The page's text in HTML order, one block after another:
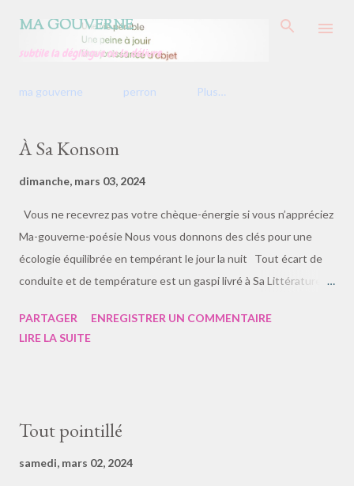
Accéder au contenu principal
MA GOUVERNE
subtile la déglingue ou la délivre
ma gouverne perron Plus…
À Sa Konsom
dimanche, mars 03, 2024
Vous ne recevrez pas votre chèque-énergie si vous n’appréciez
Ma-gouverne-poésie Nous vous donnons des clés pour une
écologie équilibrée en tempérant le jour la nuit Tout écart de
conduite et de température est un gaspi livré à Sa Littérature
nuit et jour, ÉcoS’Amorce • Ma gouverne • Épargne • Énergies •
PARTAGER
ENREGISTRER UN COMMENTAIRE
LIRE LA SUITE
Tout pointillé
samedi, mars 02, 2024